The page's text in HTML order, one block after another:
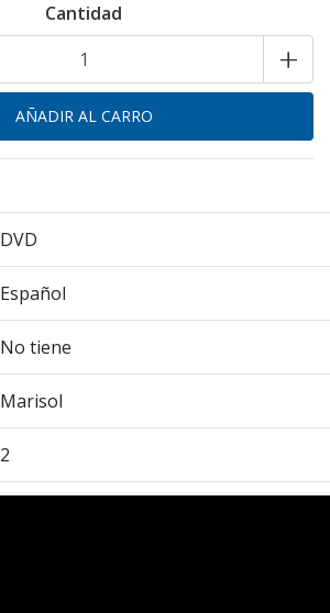
Cantidad
+
DVD
Español
No tiene
Marisol
2